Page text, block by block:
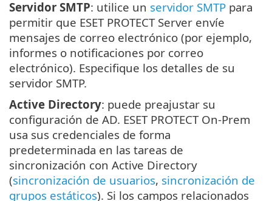
Servidor SMTP: utilice un servidor SMTP para
permitir que ESET PROTECT Server envíe
mensajes de correo electrónico (por ejemplo,
informes o notificaciones por correo
electrónico). Especifique los detalles de su
servidor SMTP.
Active Directory: puede preajustar su
configuración de AD. ESET PROTECT On-Prem
usa sus credenciales de forma
predeterminada en las tareas de
sincronización con Active Directory
(sincronización de usuarios, sincronización de
grupos estáticos). Si los campos relacionados